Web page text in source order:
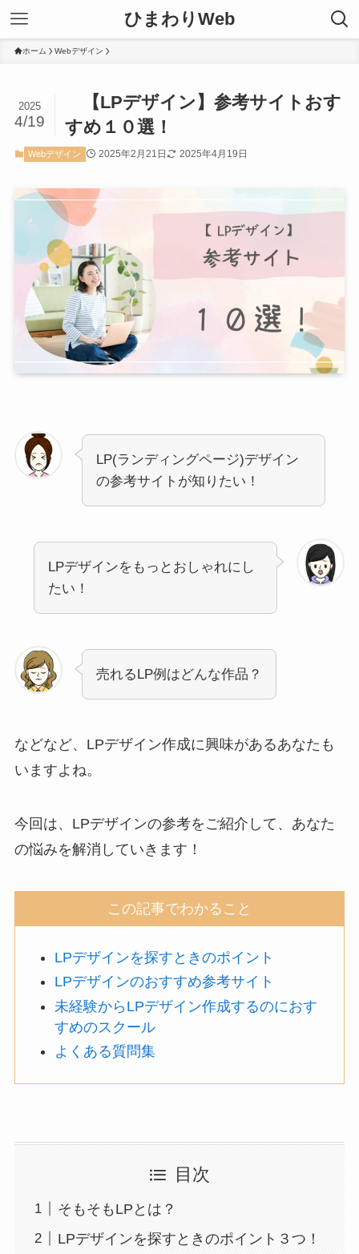
ひまわりWeb
ホーム Webデザイン
【LPデザイン】参考サイトおす
すめ１０選！
2025
4/19
Webデザイン 2025年2月21日 2025年4月19日
LP(ランディングページ)デザイン
の参考サイトが知りたい！
LPデザインをもっとおしゃれにし
たい！
売れるLP例はどんな作品？
などなど、LPデザイン作成に興味があるあなたも
いますよね。
今回は、LPデザインの参考をご紹介して、あなた
の悩みを解消していきます！
この記事でわかること
LPデザインを探すときのポイント
LPデザインのおすすめ参考サイト
未経験からLPデザイン作成するのにおす
すめのスクール
よくある質問集
目次
そもそもLPとは？
LPデザインを探すときのポイント３つ！